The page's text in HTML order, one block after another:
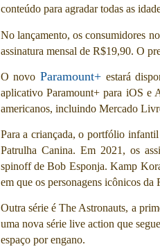
conteúdo para agradar todas as
No lançamento, os consumidores
assinatura mensal de R$19,90. O
O novo Paramount+estará
aplicativo Paramount+ para iOS e
americanos, incluindo Mercado
Para a criançada, o portfólio
Patrulha Canina. Em 2021, os
spinoff de Bob Esponja. Kamp
em que os personagens icônicos
Outra série é The Astronauts, a
uma nova série live action que
espaço por engano.